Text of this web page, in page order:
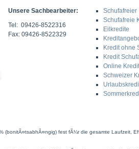
Unsere Sachbearbeiter:
Tel: 09426-8522316
Fax: 09426-8522329
Schufafreier
Schufafreie
Eilkredite
Kredit ohne
Kredit
Online Kredit
Schweizer
(bonitÃ¤tsabhÃ¤ngig) fest fÃ¼r die gesamte Laufzeit,